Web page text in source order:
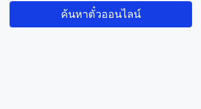
ค้นหาตั๋วออนไลน์